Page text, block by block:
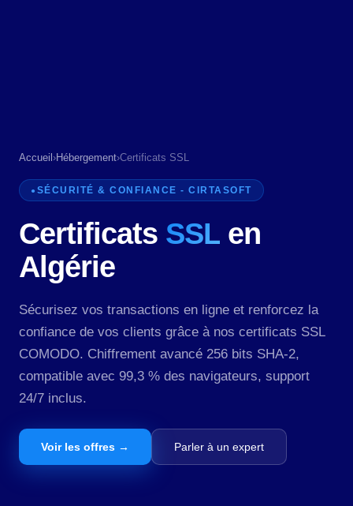
Accueil ›Hébergement›Certificats SSL
SÉCURITÉ & CONFIANCE - CIRTASOFT
Certificats SSL en
Algérie
Sécurisez vos transactions en ligne et renforcez la
confiance de vos clients grâce à nos certificats SSL
COMODO. Chiffrement avancé 256 bits SHA-2,
compatible avec 99,3 % des navigateurs, support
24/7 inclus.
Voir les offres → Parler à un expert